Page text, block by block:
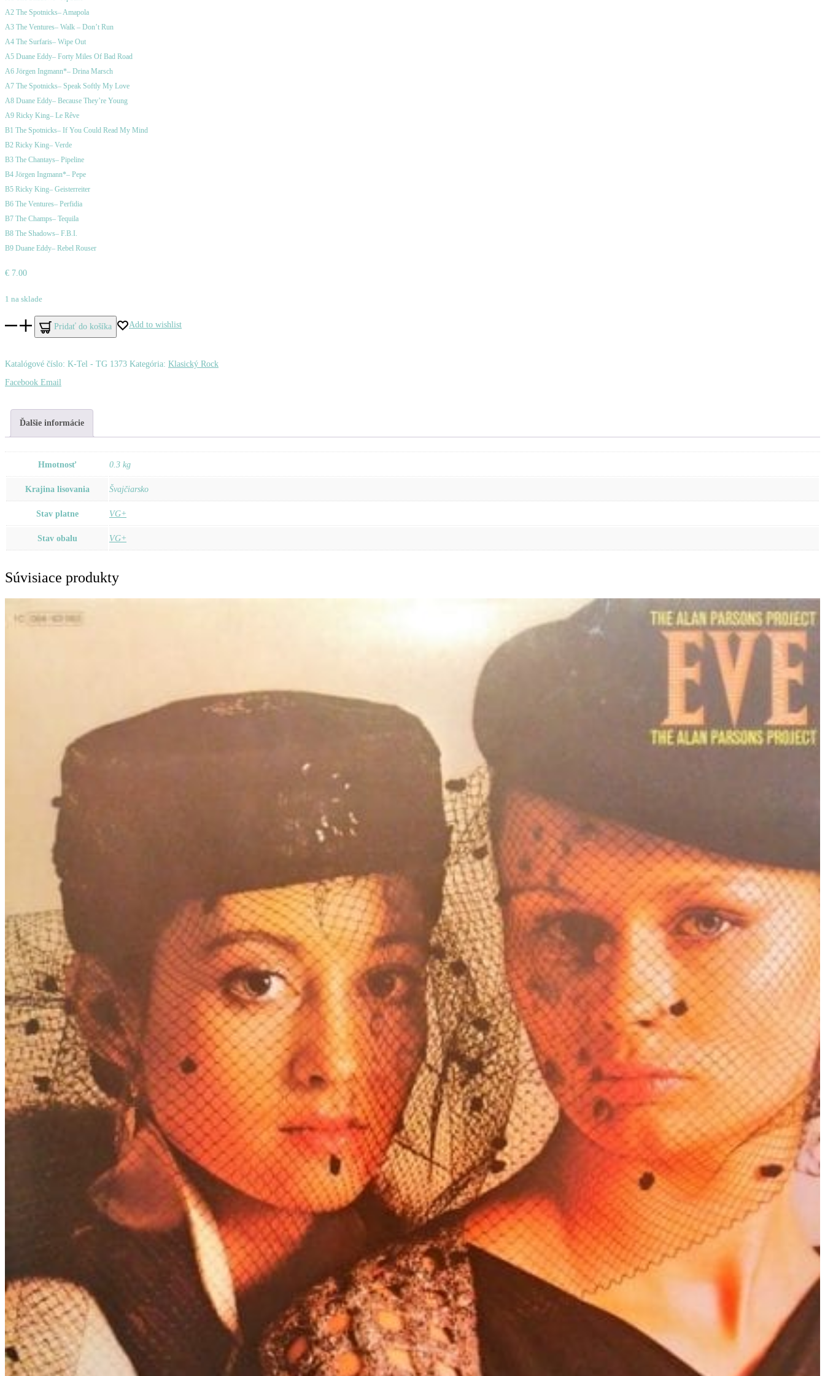
A2 The Spotnicks– Amapola
A3 The Ventures– Walk – Don’t Run
A4 The Surfaris– Wipe Out
A5 Duane Eddy– Forty Miles Of Bad Road
A6 Jörgen Ingmann*– Drina Marsch
A7 The Spotnicks– Speak Softly My Love
A8 Duane Eddy– Because They’re Young
A9 Ricky King– Le Rêve
B1 The Spotnicks– If You Could Read My Mind
B2 Ricky King– Verde
B3 The Chantays– Pipeline
B4 Jörgen Ingmann*– Pepe
B5 Ricky King– Geisterreiter
B6 The Ventures– Perfidia
B7 The Champs– Tequila
B8 The Shadows– F.B.I.
B9 Duane Eddy– Rebel Rouser
€ 7.00
1 na sklade
množstvo
–
Super
Pridať do košíka Add to wishlist
Katalógové číslo: K-Tel - TG 1373 Kategória: Klasický Rock
Zdieľať
Facebook Email
Ďalšie informácie
Hmotnosť 0.3 kg
Krajina lisovania Švajčiarsko
Stav platne VG+
Stav obalu VG+
Súvisiace produkty